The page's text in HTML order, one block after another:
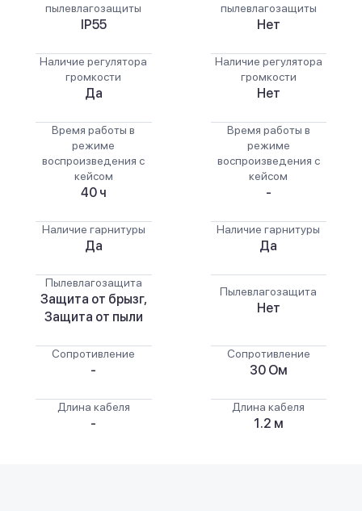
пылевлагозащиты
IP55
Наличие регулятора
громкости
Да
Время работы в
режиме
воспроизведения с
кейсом
40 ч
Наличие гарнитуры
Да
Пылевлагозащита
Защита от брызг,
Защита от пыли
Сопротивление
-
Длина кабеля
-
пылевлагозащиты
Нет
Наличие регулятора
громкости
Нет
Время работы в
режиме
воспроизведения с
кейсом
-
Наличие гарнитуры
Да
Пылевлагозащита
Нет
Сопротивление
30 Ом
Длина кабеля
1.2 м